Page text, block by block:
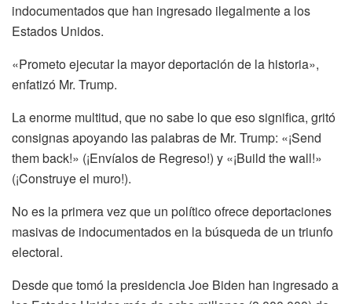
indocumentados que han ingresado ilegalmente a los
Estados Unidos.
«Prometo ejecutar la mayor deportación de la historia»,
enfatizó Mr. Trump.
La enorme multitud, que no sabe lo que eso significa, gritó
consignas apoyando las palabras de Mr. Trump: «¡Send
them back!» (¡Envíalos de Regreso!) y «¡Build the wall!»
(¡Construye el muro!).
No es la primera vez que un político ofrece deportaciones
masivas de indocumentados en la búsqueda de un triunfo
electoral.
Desde que tomó la presidencia Joe Biden han ingresado a